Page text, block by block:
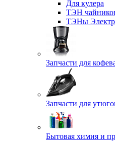
Для кулера
ТЭН
ТЭНы
Запчасти для
Запчасти для
Бытовая химия и